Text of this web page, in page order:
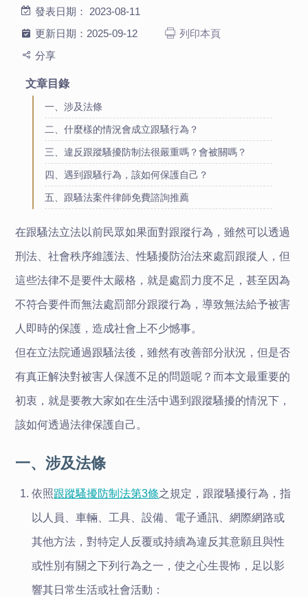
發表日期： 2023-08-11
更新日期： 2025-09-12
列印本頁
分享
文章目錄
一、涉及法條
二、什麼樣的情況會成立跟騷行為？
三、違反跟蹤騷擾防制法很嚴重嗎？會被關嗎？
四、遇到跟騷行為，該如何保護自己？
五、跟騷法案件律師免費諮詢推薦
在跟騷法立法以前民眾如果面對跟蹤行為，雖然可以透過
刑法、社會秩序維護法、性騷擾防治法來處罰跟蹤人，但
這些法律不是要件太嚴格，就是處罰力度不足，甚至因為
不符合要件而無法處罰部分跟蹤行為，導致無法給予被害
人即時的保護，造成社會上不少憾事。
但在立法院通過跟騷法後，雖然有改善部分狀況，但是否
有真正解決對被害人保護不足的問題呢？而本文最重要的
初衷，就是要教大家如在生活中遇到跟蹤騷擾的情況下，
該如何透過法律保護自己。
一、涉及法條
依照跟蹤騷擾防制法第3條之規定， 跟蹤騷擾行為，指
以人員、車輛、工具、設備、電子通訊、網際網路或
其他方法，對特定人反覆或持續為違反其意願且與性
或性別有關之下列行為之一，使之心生畏怖，足以影
響其日常生活或社會活動：